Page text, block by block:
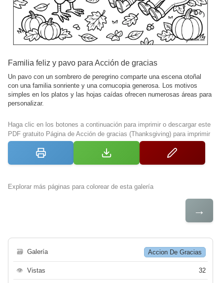
Familia feliz y pavo para Acción de gracias
Un pavo con un sombrero de peregrino comparte una escena otoñal
con una familia sonriente y una cornucopia generosa. Los motivos
simples en los platos y las hojas caídas ofrecen numerosas áreas para
personalizar.
Haga clic en los botones a continuación para imprimir o descargar este
PDF gratuito Página de Acción de gracias (Thanksgiving) para imprimir
Explorar más páginas para colorear de esta galería
→
🗃 Galería Accion De Gracias
👁 Vistas 32